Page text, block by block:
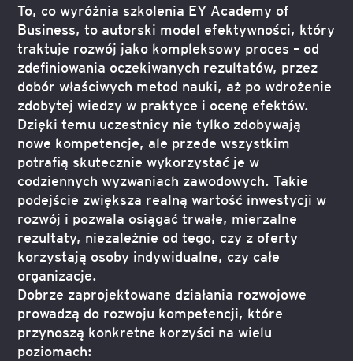
To, co wyróżnia szkolenia EY Academy of
Business, to autorski model efektywności, który
traktuje rozwój jako kompleksowy proces – od
zdefiniowania oczekiwanych rezultatów, przez
dobór właściwych metod nauki, aż po wdrożenie
zdobytej wiedzy w praktyce i ocenę efektów.
Dzięki temu uczestnicy nie tylko zdobywają
nowe kompetencje, ale przede wszystkim
potrafią skutecznie wykorzystać je w
codziennych wyzwaniach zawodowych. Takie
podejście zwiększa realną wartość inwestycji w
rozwój i pozwala osiągać trwałe, mierzalne
rezultaty, niezależnie od tego, czy z oferty
korzystają osoby indywidualne, czy całe
organizacje.
Dobrze zaprojektowane działania rozwojowe
prowadzą do rozwoju kompetencji, które
przynoszą konkretne korzyści na wielu
poziomach: